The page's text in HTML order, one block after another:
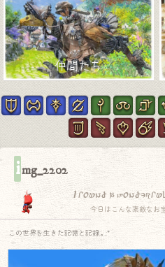
仲間たち
img_2202
I found a
今日はこんな素敵なお
この世界を生きた記憶と記録.｡.:*